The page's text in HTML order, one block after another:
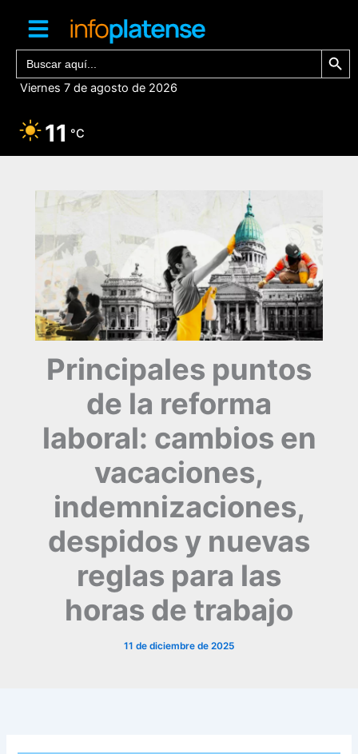
contenido
Buscar: Botón de
Viernes 7 de agosto de 2026
11 °C
Principales puntos
de la reforma
laboral: cambios en
vacaciones,
indemnizaciones,
despidos y nuevas
reglas para las
horas de trabajo
11 de diciembre de 2025